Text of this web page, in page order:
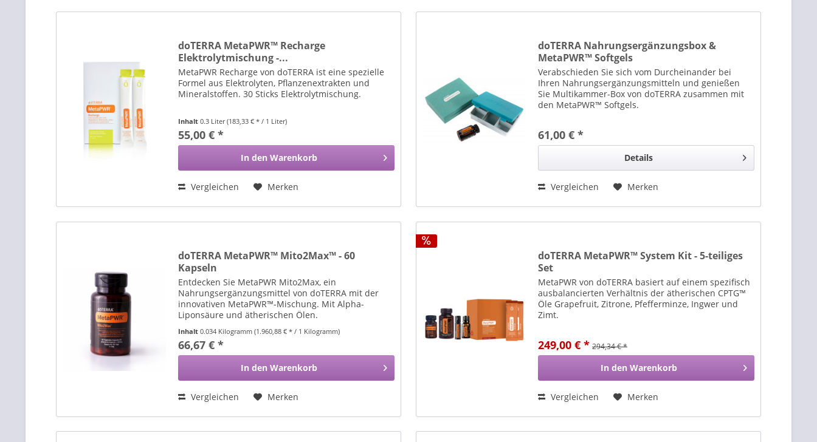
doTERRA MetaPWR™ Recharge
Elektrolytmischung -...
MetaPWR Recharge von doTERRA ist eine spezielle
Formel aus Elektrolyten, Pflanzenextrakten und
Mineralstoffen. 30 Sticks Elektrolytmischung.
Inhalt0.3 Liter(183,33 € * / 1 Liter)
55,00 € *
In den Warenkorb
Vergleichen Merken
doTERRA Nahrungsergänzungsbox &
MetaPWR™ Softgels
Verabschieden Sie sich vom Durcheinander bei
Ihren Nahrungsergänzungsmitteln und genießen
Sie Multikammer-Box von doTERRA zusammen mit
den MetaPWR™ Softgels.
61,00 € *
Details
Vergleichen Merken
doTERRA MetaPWR™ Mito2Max™ - 60
Kapseln
Entdecken Sie MetaPWR Mito2Max, ein
Nahrungsergänzungsmittel von doTERRA mit der
innovativen MetaPWR™-Mischung. Mit Alpha-
Liponsäure und ätherischen Ölen.
Inhalt0.034 Kilogramm(1.960,88 € * / 1 Kilogramm)
66,67 € *
In den Warenkorb
Vergleichen Merken
doTERRA MetaPWR™ System Kit - 5-teiliges
Set
MetaPWR von doTERRA basiert auf einem spezifisch
ausbalancierten Verhältnis der ätherischen CPTG™
Öle Grapefruit, Zitrone, Pfefferminze, Ingwer und
Zimt.
249,00 € * 294,34 € *
In den Warenkorb
Vergleichen Merken